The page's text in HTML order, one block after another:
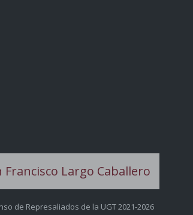
de Represaliados de la UGT 2021-2026